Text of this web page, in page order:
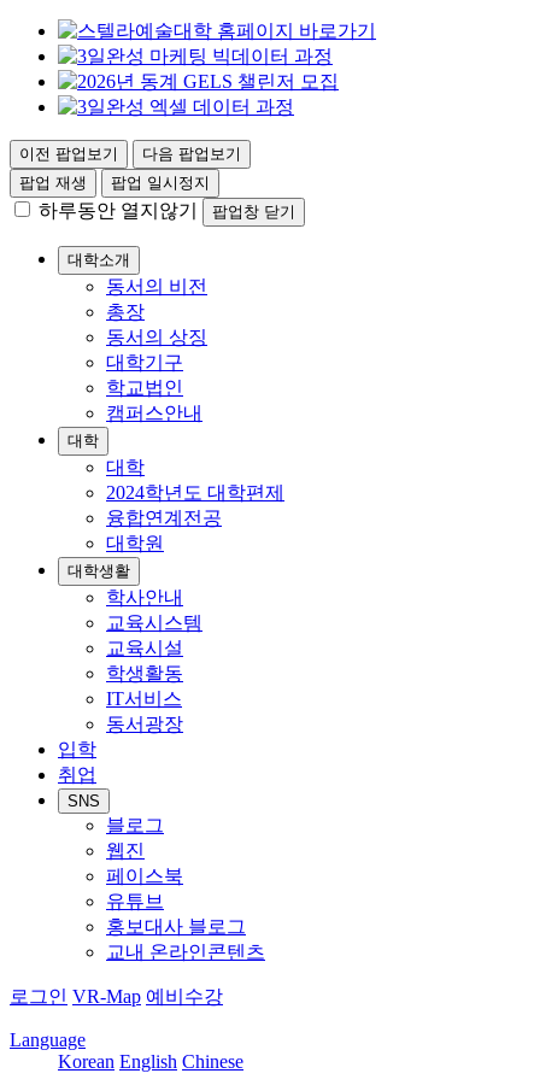
이전 팝업보기
다음 팝업보기
팝업 재생
팝업 일시정지
하루동안 열지않기 팝업창 닫기
대학소개
동서의 비전
총장
동서의 상징
대학기구
학교법인
캠퍼스안내
대학
대학
2024학년도 대학편제
융합연계전공
대학원
대학생활
학사안내
교육시스템
교육시설
학생활동
IT서비스
동서광장
입학
취업
SNS
블로그
웹진
페이스북
유튜브
홍보대사 블로그
교내 온라인콘텐츠
로그인 VR-Map 예비수강
Language
Korean English Chinese